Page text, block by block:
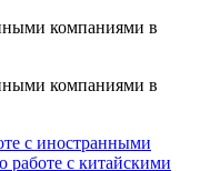
компаниями в
компаниями в
с иностранными
работе с китайскими